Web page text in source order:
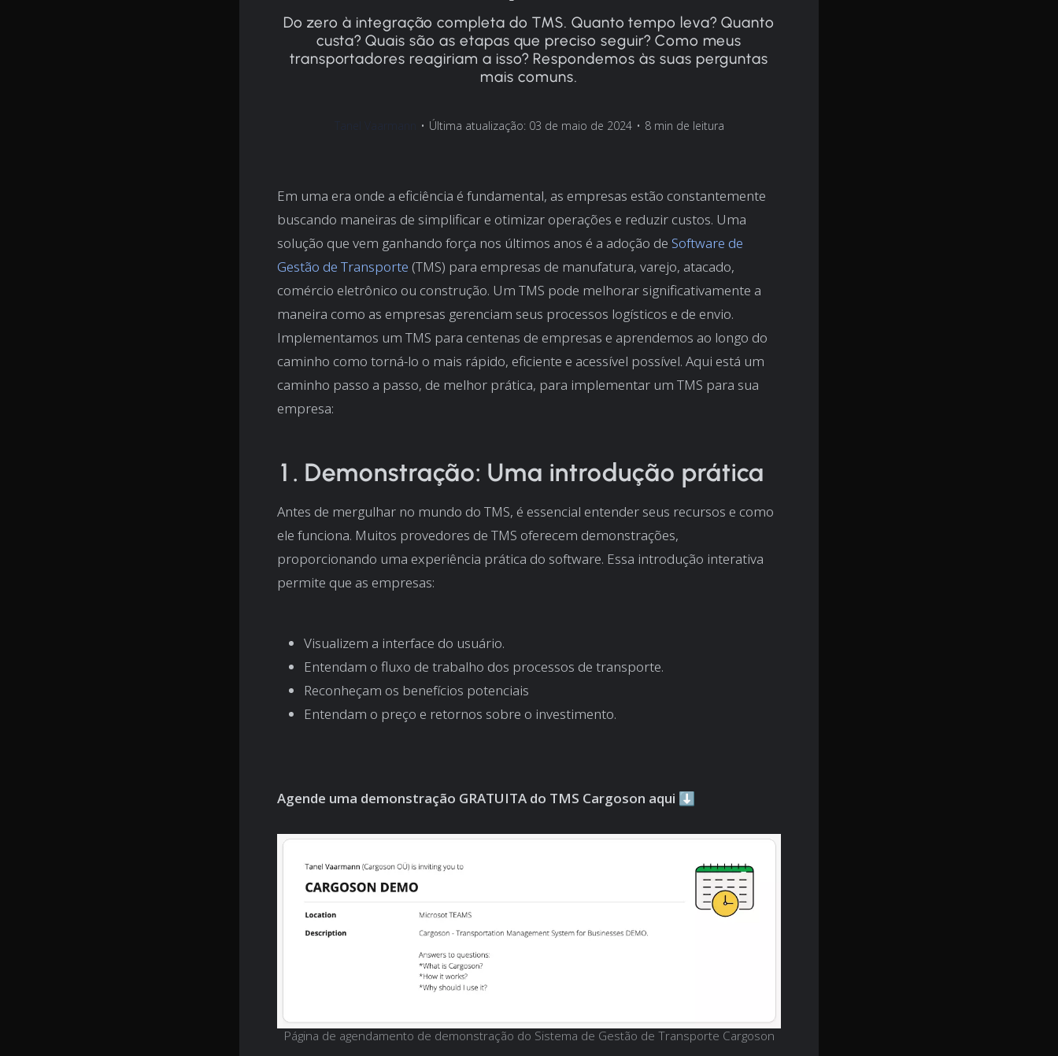
Do zero à integração completa do TMS. Quanto tempo leva? Quanto
custa? Quais são as etapas que preciso seguir? Como meus
transportadores reagiriam a isso? Respondemos às suas perguntas
mais comuns.
• Última atualização: 03 de maio de 2024 • 8 min de leitura
Em uma era onde a eficiência é fundamental, as empresas estão constantemente
buscando maneiras de simplificar e otimizar operações e reduzir custos. Uma
solução que vem ganhando força nos últimos anos é a adoção de Software de
Gestão de Transporte (TMS) para empresas de manufatura, varejo, atacado,
comércio eletrônico ou construção. Um TMS pode melhorar significativamente a
maneira como as empresas gerenciam seus processos logísticos e de envio.
Implementamos um TMS para centenas de empresas e aprendemos ao longo do
caminho como torná-lo o mais rápido, eficiente e acessível possível. Aqui está um
caminho passo a passo, de melhor prática, para implementar um TMS para sua
empresa:
1. Demonstração: Uma introdução prática
Antes de mergulhar no mundo do TMS, é essencial entender seus recursos e como
ele funciona. Muitos provedores de TMS oferecem demonstrações,
proporcionando uma experiência prática do software. Essa introdução interativa
permite que as empresas:
Visualizem a interface do usuário.
Entendam o fluxo de trabalho dos processos de transporte.
Reconheçam os benefícios potenciais
Entendam o preço e retornos sobre o investimento.
Agende uma demonstração GRATUITA do TMS Cargoson aqui ⬇️
Página de agendamento de demonstração do Sistema de Gestão de Transporte Cargoson